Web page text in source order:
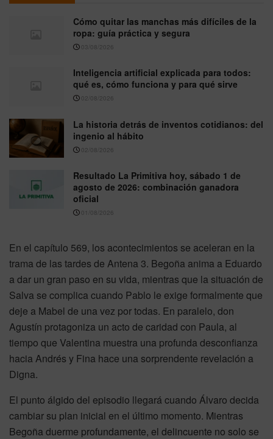
Cómo quitar las manchas más difíciles de la
ropa: guía práctica y segura
03/08/2026
Inteligencia artificial explicada para todos:
qué es, cómo funciona y para qué sirve
02/08/2026
La historia detrás de inventos cotidianos: del
ingenio al hábito
02/08/2026
Resultado La Primitiva hoy, sábado 1 de
agosto de 2026: combinación ganadora
oficial
01/08/2026
En el capítulo 569, los acontecimientos se aceleran en la
trama de las tardes de Antena 3. Begoña anima a Eduardo
a dar un gran paso en su vida, mientras que la situación de
Salva se complica cuando Pablo le exige formalmente que
deje a Mabel de una vez por todas. En paralelo, don
Agustín protagoniza un acto de caridad con Paula, al
tiempo que Valentina muestra una profunda desconfianza
hacia Andrés y Fina hace una sorprendente revelación a
Digna.
El punto álgido del episodio llegará cuando Álvaro decida
cambiar su plan inicial en el último momento. Mientras
Begoña duerme profundamente, el delincuente no solo se